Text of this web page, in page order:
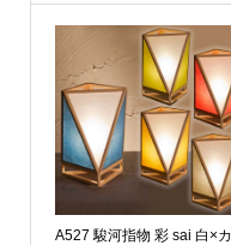
A527 駿河指物 彩 sai 白×カ